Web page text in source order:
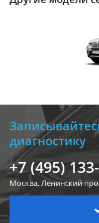
диагностику
+7 (495)
Москва, Ленинский